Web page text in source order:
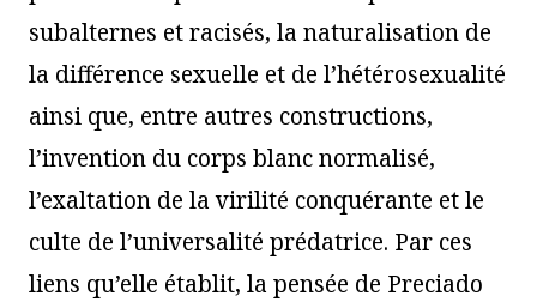
subalternes et racisés, la naturalisation de
la différence sexuelle et de l’hétérosexualité
ainsi que, entre autres constructions,
l’invention du corps blanc normalisé,
l’exaltation de la virilité conquérante et le
culte de l’universalité prédatrice. Par ces
liens qu’elle établit, la pensée de Preciado